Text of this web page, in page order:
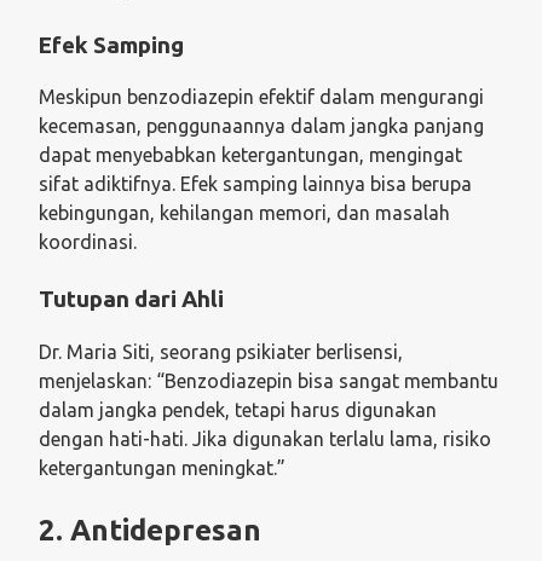
Efek Samping
Meskipun benzodiazepin efektif dalam mengurangi
kecemasan, penggunaannya dalam jangka panjang
dapat menyebabkan ketergantungan, mengingat
sifat adiktifnya. Efek samping lainnya bisa berupa
kebingungan, kehilangan memori, dan masalah
koordinasi.
Tutupan dari Ahli
Dr. Maria Siti, seorang psikiater berlisensi,
menjelaskan: “Benzodiazepin bisa sangat membantu
dalam jangka pendek, tetapi harus digunakan
dengan hati-hati. Jika digunakan terlalu lama, risiko
ketergantungan meningkat.”
2. Antidepresan